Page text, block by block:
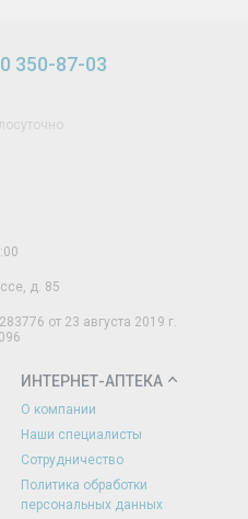
350-87-03
д. 85
от 23 августа 2019 г.
ИНТЕРНЕТ-АПТЕКА
О компании
Наши специалисты
Сотрудничество
Политика обработки
персональных данных